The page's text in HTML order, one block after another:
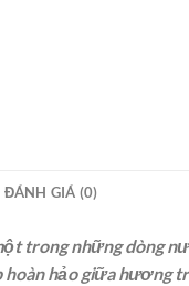
ĐÁNH GIÁ (0)
trong những dòng
hảo giữa hương